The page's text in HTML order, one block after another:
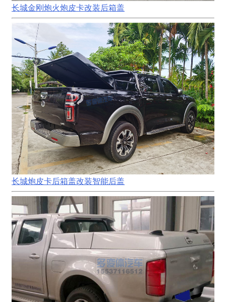
长城金刚炮火炮皮卡改装后箱盖
长城炮皮卡后箱盖改装智能后盖